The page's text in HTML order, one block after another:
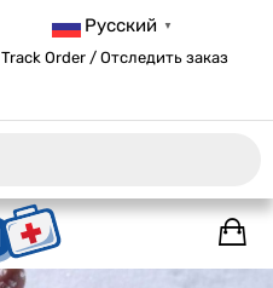
Русский ▼
Track Order / Отследить заказ